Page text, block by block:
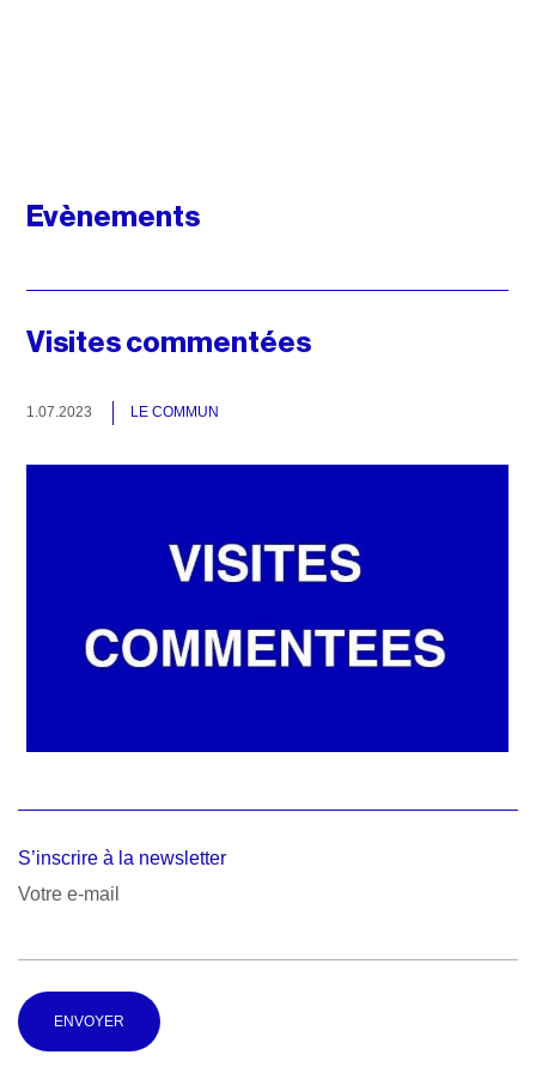
Evènements
Visites commentées
1.07.2023 LE COMMUN
S’inscrire à la newsletter
Votre e-mail